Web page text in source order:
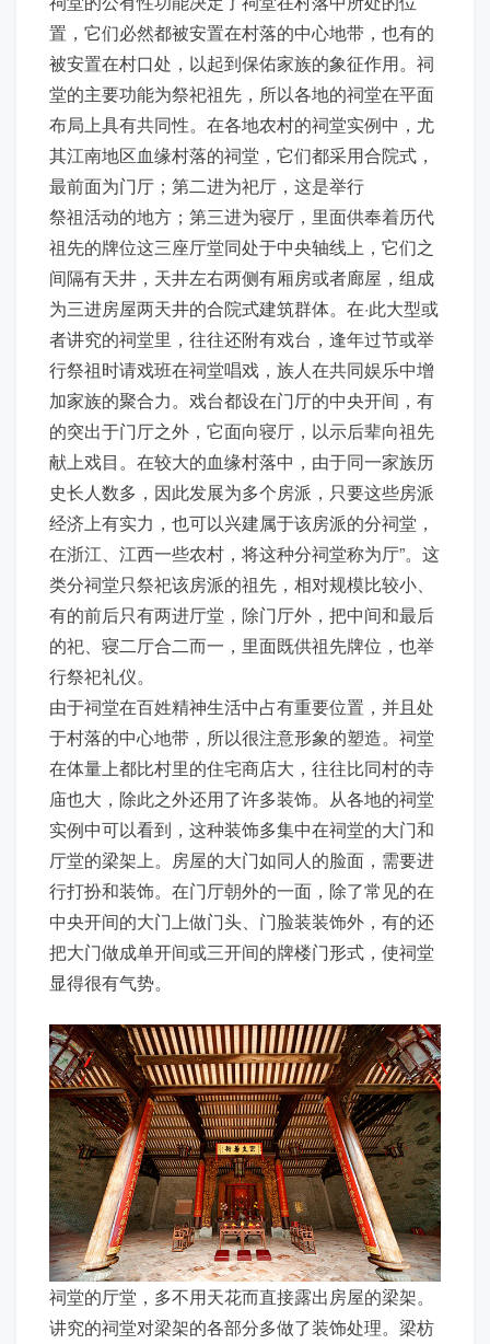
置，它们必然都被安置在村落的中心地带，也有的
被安置在村口处，以起到保佑家族的象征作用。祠
堂的主要功能为祭祀祖先，所以各地的祠堂在平面
布局上具有共同性。在各地农村的祠堂实例中，尤
其江南地区血缘村落的祠堂，它们都采用合院式，
最前面为门厅；第二进为祀厅，这是举行
祭祖活动的地方；第三进为寝厅，里面供奉着历代
祖先的牌位这三座厅堂同处于中央轴线上，它们之
间隔有天井，天井左右两侧有厢房或者廊屋，组成
为三进房屋两天井的合院式建筑群体。在·此大型或
者讲究的祠堂里，往往还附有戏台，逢年过节或举
行祭祖时请戏班在祠堂唱戏，族人在共同娱乐中增
加家族的聚合力。戏台都设在门厅的中央开间，有
的突出于门厅之外，它面向寝厅，以示后辈向祖先
献上戏目。在较大的血缘村落中，由于同一家族历
史长人数多，因此发展为多个房派，只要这些房派
经济上有实力，也可以兴建属于该房派的分祠堂，
在浙江、江西一些农村，将这种分祠堂称为厅”。这
类分祠堂只祭祀该房派的祖先，相对规模比较小、
有的前后只有两进厅堂，除门厅外，把中间和最后
的祀、寝二厅合二而一，里面既供祖先牌位，也举
行祭祀礼仪。
由于祠堂在百姓精神生活中占有重要位置，并且处
于村落的中心地带，所以很注意形象的塑造。祠堂
在体量上都比村里的住宅商店大，往往比同村的寺
庙也大，除此之外还用了许多装饰。从各地的祠堂
实例中可以看到，这种装饰多集中在祠堂的大门和
厅堂的梁架上。房屋的大门如同人的脸面，需要进
行打扮和装饰。在门厅朝外的一面，除了常见的在
中央开间的大门上做门头、门脸装装饰外，有的还
把大门做成单开间或三开间的牌楼门形式，使祠堂
显得很有气势。
祠堂的厅堂，多不用天花而直接露出房屋的梁架。
讲究的祠堂对梁架的各部分多做了装饰处理。梁枋